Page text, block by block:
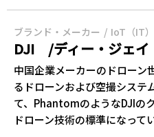
ブランド・メーカー IoT（IT）
DJI /ディー・ジェイ
中国企業メーカーのドローン
るドローンおよび空撮システ
て、PhantomのようなDJIの
ドローン技術の標準になって